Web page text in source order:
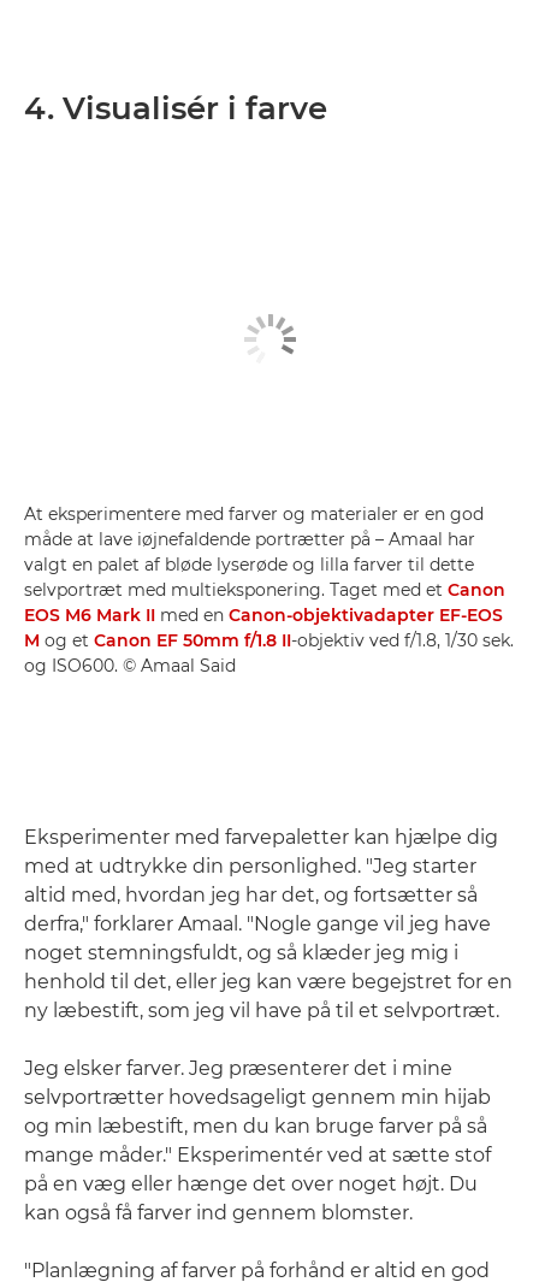
4. Visualisér i farve
At eksperimentere med farver og materialer er en god
måde at lave iøjnefaldende portrætter på – Amaal har
valgt en palet af bløde lyserøde og lilla farver til dette
selvportræt med multieksponering. Taget med et Canon
EOS M6 Mark II med en Canon-objektivadapter EF-EOS
M og et Canon EF 50mm f/1.8 II-objektiv ved f/1.8, 1/30 sek.
og ISO600. © Amaal Said
Eksperimenter med farvepaletter kan hjælpe dig
med at udtrykke din personlighed. "Jeg starter
altid med, hvordan jeg har det, og fortsætter så
derfra," forklarer Amaal. "Nogle gange vil jeg have
noget stemningsfuldt, og så klæder jeg mig i
henhold til det, eller jeg kan være begejstret for en
ny læbestift, som jeg vil have på til et selvportræt.
Jeg elsker farver. Jeg præsenterer det i mine
selvportrætter hovedsageligt gennem min hijab
og min læbestift, men du kan bruge farver på så
mange måder." Eksperimentér ved at sætte stof
på en væg eller hænge det over noget højt. Du
kan også få farver ind gennem blomster.
"Planlægning af farver på forhånd er altid en god